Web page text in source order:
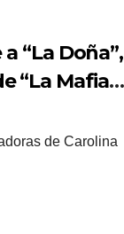
“La Doña”,
“La Mafia
de Carolina